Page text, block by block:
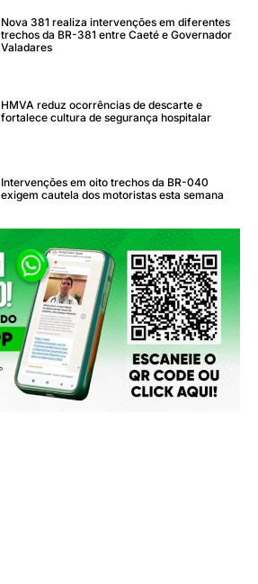
Nova 381 realiza intervenções em diferentes
trechos da BR-381 entre Caeté e Governador
Valadares
HMVA reduz ocorrências de descarte e
fortalece cultura de segurança hospitalar
Intervenções em oito trechos da BR-040
exigem cautela dos motoristas esta semana